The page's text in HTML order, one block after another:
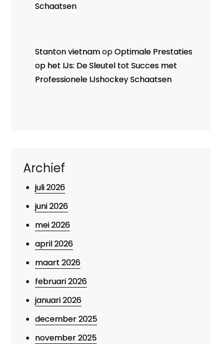
Schaatsen
Stanton vietnamopOptimale Prestaties
op het IJs: De Sleutel tot Succes met
Professionele IJshockey Schaatsen
Archief
juli 2026
juni 2026
mei 2026
april 2026
maart 2026
februari 2026
januari 2026
december 2025
november 2025